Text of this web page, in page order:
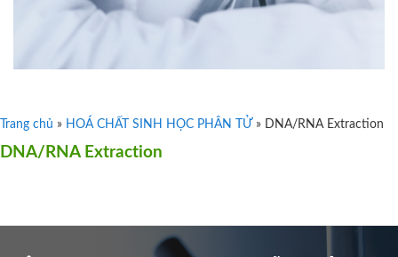
Trang chủ » HOÁ CHẤT SINH HỌC PHÂN TỬ » DNA/RNA Extraction
DNA/RNA Extraction